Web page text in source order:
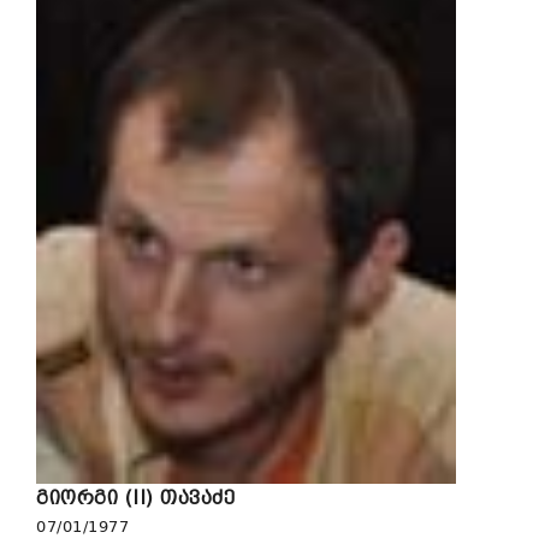
გიორგი (II) თავაძე
07/01/1977